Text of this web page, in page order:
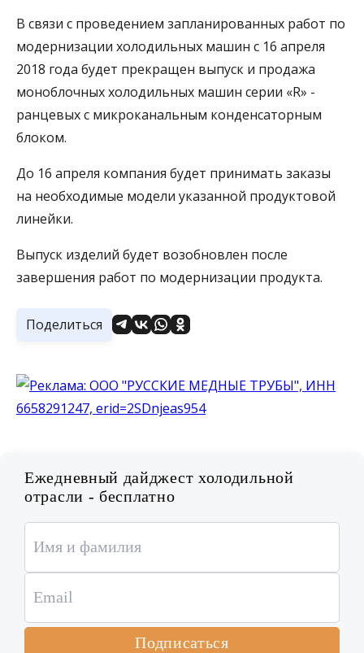
В связи с проведением запланированных работ по
модернизации холодильных машин с 16 апреля
2018 года будет прекращен выпуск и продажа
моноблочных холодильных машин серии «R» -
ранцевых с микроканальным конденсаторным
блоком.
До 16 апреля компания будет принимать заказы
на необходимые модели указанной продуктовой
линейки.
Выпуск изделий будет возобновлен после
завершения работ по модернизации продукта.
Поделиться
Ежедневный дайджест холодильной
отрасли - бесплатно
Подписаться